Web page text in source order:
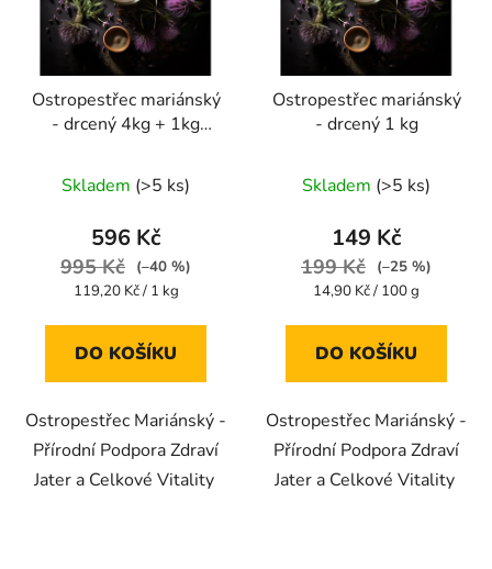
Ostropestřec mariánský
- drcený 4kg + 1kg
hodnocení
produktu
je
4,7
5
Skladem (>5 ks)
596 Kč
995 Kč
(–40 %)
Měrná
119,20 Kč / 1 kg
DO KOŠÍKU
Ostropestřec Mariánský -
Přírodní Podpora Zdraví
Jater a Celkové Vitality
Ostropestřec mariánský
- drcený 1 kg
hodnocení
produktu
je
4,5
5
Skladem (>5 ks)
149 Kč
199 Kč
(–25 %)
Měrná
14,90 Kč / 100 g
DO KOŠÍKU
Ostropestřec Mariánský -
Přírodní Podpora Zdraví
Jater a Celkové Vitality